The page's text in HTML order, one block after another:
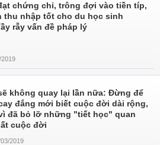
chứng chỉ, trông đợi vào tiền típ,
thu nhập tốt cho du học sinh
rẫy vấn đề pháp lý
2019
không quay lại lần nữa: Đừng để
đắng mới biết cuộc đời dài rộng,
đã bỏ lỡ những "tiết học" quan
cuộc đời
2019